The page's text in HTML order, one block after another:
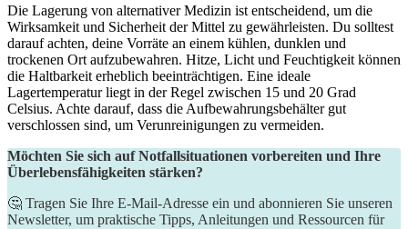
Die Lagerung ​von⁤ alternativer Medizin ist entscheidend, um die
Wirksamkeit und Sicherheit der Mittel zu gewährleisten. Du solltest
darauf achten, deine Vorräte an einem kühlen, dunklen und
trockenen Ort aufzubewahren. Hitze, Licht und Feuchtigkeit können
die Haltbarkeit erheblich beeinträchtigen. Eine ideale
⁣Lagertemperatur liegt ⁤in der Regel⁤ zwischen 15 und 20 Grad⁣
Celsius. Achte darauf, dass die Aufbewahrungsbehälter gut
verschlossen sind, um Verunreinigungen zu vermeiden.
Möchten Sie sich auf Notfallsituationen vorbereiten und Ihre
Überlebensfähigkeiten stärken?
🤔 Tragen Sie Ihre E-Mail-Adresse ein und abonnieren Sie unseren
Newsletter, um praktische Tipps, Anleitungen und Ressourcen für